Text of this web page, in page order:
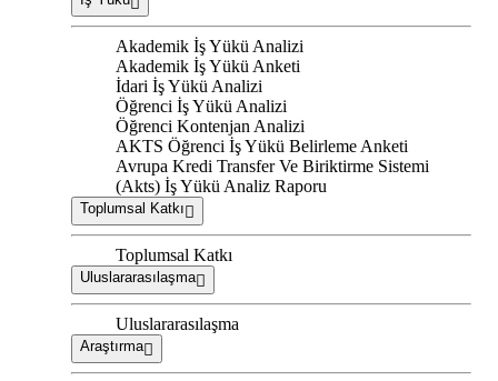
Akademik İş Yükü Analizi
Akademik İş Yükü Anketi
İdari İş Yükü Analizi
Öğrenci İş Yükü Analizi
Öğrenci Kontenjan Analizi
AKTS Öğrenci İş Yükü Belirleme Anketi
Avrupa Kredi Transfer Ve Biriktirme Sistemi
(Akts) İş Yükü Analiz Raporu
Toplumsal Katkı
Toplumsal Katkı
Uluslararasılaşma
Uluslararasılaşma
Araştırma